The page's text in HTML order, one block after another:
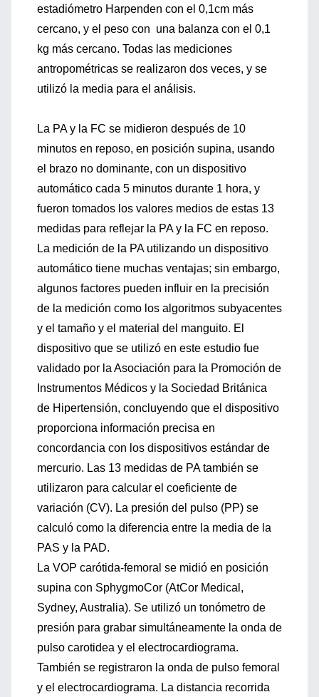
estadiómetro Harpenden con el 0,1cm más
cercano, y el peso con una balanza con el 0,1
kg más cercano. Todas las mediciones
antropométricas se realizaron dos veces, y se
utilizó la media para el análisis.
La PA y la FC se midieron después de 10
minutos en reposo, en posición supina, usando
el brazo no dominante, con un dispositivo
automático cada 5 minutos durante 1 hora, y
fueron tomados los valores medios de estas 13
medidas para reflejar la PA y la FC en reposo.
La medición de la PA utilizando un dispositivo
automático tiene muchas ventajas; sin embargo,
algunos factores pueden influir en la precisión
de la medición como los algoritmos subyacentes
y el tamaño y el material del manguito. El
dispositivo que se utilizó en este estudio fue
validado por la Asociación para la Promoción de
Instrumentos Médicos y la Sociedad Británica
de Hipertensión, concluyendo que el dispositivo
proporciona información precisa en
concordancia con los dispositivos estándar de
mercurio. Las 13 medidas de PA también se
utilizaron para calcular el coeficiente de
variación (CV). La presión del pulso (PP) se
calculó como la diferencia entre la media de la
PAS y la PAD.
La VOP carótida-femoral se midió en posición
supina con SphygmoCor (AtCor Medical,
Sydney, Australia). Se utilizó un tonómetro de
presión para grabar simultáneamente la onda de
pulso carotidea y el electrocardiograma.
También se registraron la onda de pulso femoral
y el electrocardiograma. La distancia recorrida